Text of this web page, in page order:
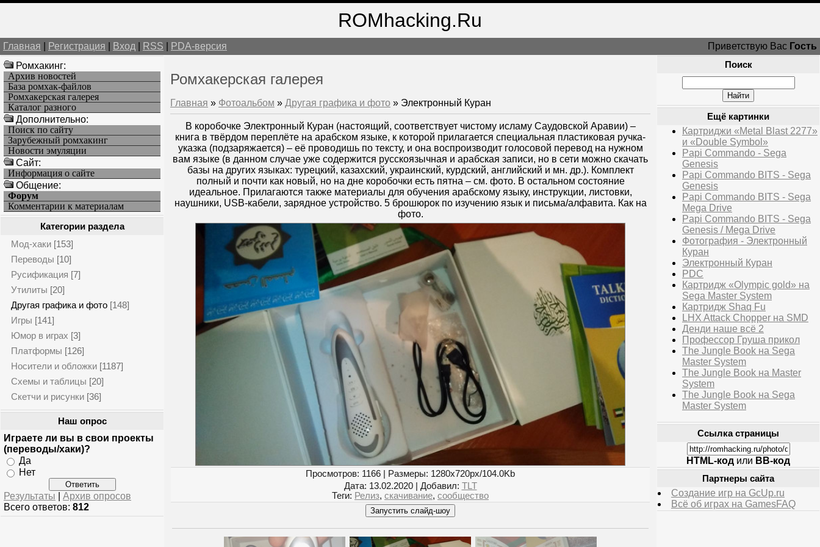
ROMhacking.Ru
Главная Регистрация Вход RSS PDA-версия Приветствую Вас Гость
Ромхакинг:
Архив новостей
База ромхак-файлов
Ромхакерская галерея
Каталог разного
Дополнительно:
Поиск по сайту
Зарубежный ромхакинг
Новости эмуляции
Cайт:
Информация о сайте
Общение:
Форум
Комментарии к материалам
Категории раздела
Мод-хаки [153]
Переводы [10]
Русификация [7]
Утилиты [20]
Другая графика и фото [148]
Игры [141]
Юмор в играх [3]
Платформы [126]
Носители и обложки [1187]
Схемы и таблицы [20]
Скетчи и рисунки [36]
Наш опрос
Играете ли вы в свои проекты
(переводы/хаки)?
Да
Нет
Результаты
Архив опросов
Всего ответов: 812
Ромхакерская галерея
Главная » Фотоальбом » Другая графика и фото » Электронный Куран
В коробочке Электронный Куран (настоящий, соответствует чистому исламу Саудовской Аравии) –
книга в твёрдом переплёте на арабском языке, к которой прилагается специальная пластиковая ручка-
указка (подзаряжается) – её проводишь по тексту, и она воспроизводит голосовой перевод на нужном
вам языке (в данном случае уже содержится русскоязычная и арабская записи, но в сети можно скачать
базы на других языках: турецкий, казахский, украинский, курдский, английский и мн. др.). Комплект
полный и почти как новый, но на дне коробочки есть пятна – см. фото. В остальном состояние
идеальное. Прилагаются также материалы для обучения арабскому языку, инструкции, листовки,
наушники, USB-кабели, зарядное устройство. 5 брошюрок по изучению язык и письма/алфавита. Как на
фото.
Просмотров: 1166 | Размеры: 1280x720px/104.0Kb
Дата: 13.02.2020 | Добавил: TLT
Теги: Релиз, скачивание, сообщество
Поиск
Ещё картинки
Картриджи «Metal Blast 2277»
и «Double Symbol»
Papi Commando - Sega
Genesis
Papi Commando BITS - Sega
Genesis
Papi Commando BITS - Sega
Mega Drive
Papi Commando BITS - Sega
Genesis / Mega Drive
Фотография - Электронный
Куран
Электронный Куран
PDC
Картридж «Olympic gold» на
Sega Master System
Картридж Shaq Fu
LHX Attack Chopper на SMD
Денди наше всё 2
Профессор Груша прикол
The Jungle Book на Sega
Master System
The Jungle Book на Master
System
The Jungle Book на Sega
Master System
Ссылка страницы
HTML-код или BB-код
Партнеры сайта
Создание игр на GcUp.ru
Всё об играх на GamesFAQ